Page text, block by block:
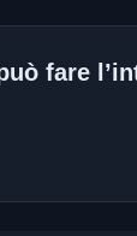
fare